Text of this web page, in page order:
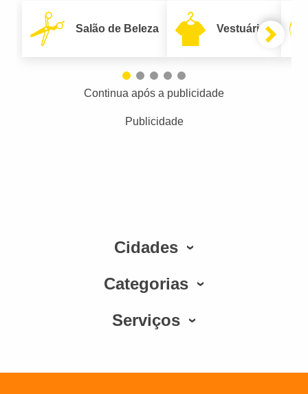
Salão de Beleza Vestuário
Continua após a publicidade
Publicidade
Cidades
Categorias
Serviços